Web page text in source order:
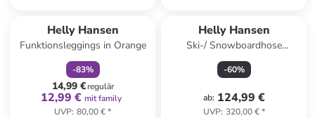
Helly Hansen
Funktionsleggings in Orange
-83%
14,99 €regulär
12,99 € mit family
UVP: 80,00 €*
Helly Hansen
Ski-/ Snowboardhose
"Verglas Infinity" in Grün
-60%
ab: 124,99 €
UVP: 320,00 €*